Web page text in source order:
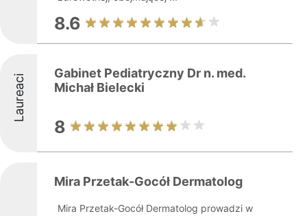
8.6
Laureaci
Gabinet Pediatryczny Dr n. med.
Michał Bielecki
8
Mira Przetak-Gocół Dermatolog
Mira Przetak-Gocół Dermatolog prowadzi w